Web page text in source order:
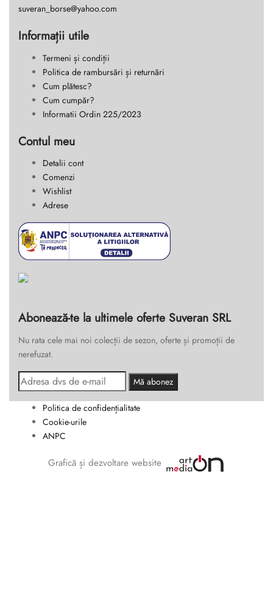
suveran_borse@yahoo.com
Informații utile
Termeni și condiții
Politica de rambursări și returnări
Cum plătesc?
Cum cumpăr?
Informatii Ordin 225/2023
Contul meu
Detalii cont
Comenzi
Wishlist
Adrese
Abonează-te la ultimele oferte Suveran SRL
Nu rata cele mai noi colecții de sezon, oferte și promoții de
nerefuzat.
Politica de confidențialitate
Cookie-urile
ANPC
Graficã și dezvoltare website